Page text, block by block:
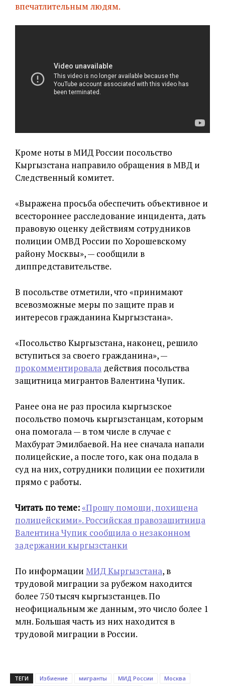
впечатлительным людям.
Кроме ноты в МИД России посольство
Кыргызстана направило обращения в МВД и
Следственный комитет.
«Выражена просьба обеспечить объективное и
всестороннее расследование инцидента, дать
правовую оценку действиям сотрудников
полиции ОМВД России по Хорошевскому
району Москвы», — сообщили в
диппредставительстве.
В посольстве отметили, что «принимают
всевозможные меры по защите прав и
интересов гражданина Кыргызстана».
«Посольство Кыргызстана, наконец, решило
вступиться за своего гражданина», —
прокомментировала действия посольства
защитница мигрантов Валентина Чупик.
Ранее она не раз просила кыргызское
посольство помочь кыргызстанцам, которым
она помогала — в том числе в случае с
Махбурат Эмилбаевой. На нее сначала напали
полицейские, а после того, как она подала в
суд на них, сотрудники полиции ее похитили
прямо с работы.
Читать по теме:«Прошу помощи, похищена
полицейскими». Российская правозащитница
Валентина Чупик сообщила о незаконном
задержании кыргызстанки
По информации МИД Кыргызстана, в
трудовой миграции за рубежом находится
более 750 тысяч кыргызстанцев. По
неофициальным же данным, это число более 1
млн. Большая часть из них находится в
трудовой миграции в России.
ТЕГИ Избиение мигранты МИД России
Москва